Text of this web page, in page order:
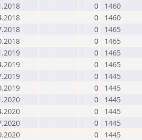
0
1460
0
1460
0
1465
0
1465
0
1465
0
1465
0
1445
0
1445
0
1445
0
1445
0
1445
0
1445